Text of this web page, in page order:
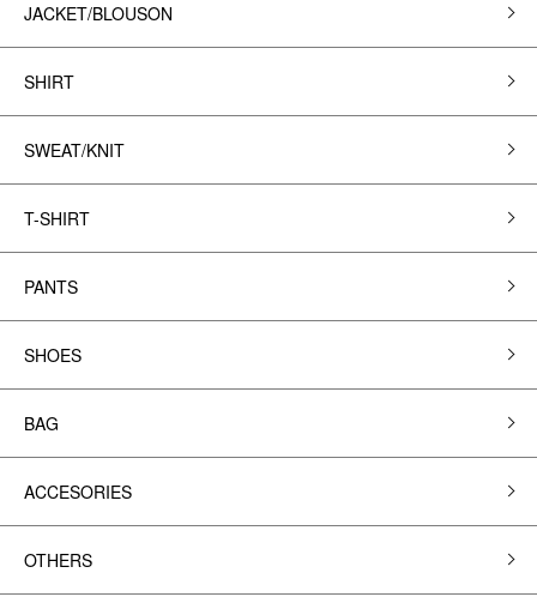
JACKET/BLOUSON
SHIRT
SWEAT/KNIT
T-SHIRT
PANTS
SHOES
BAG
ACCESORIES
OTHERS